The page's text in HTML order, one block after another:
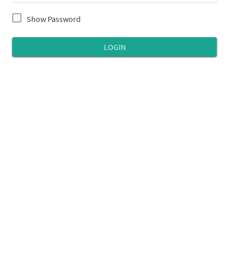
Show Password
LOGIN